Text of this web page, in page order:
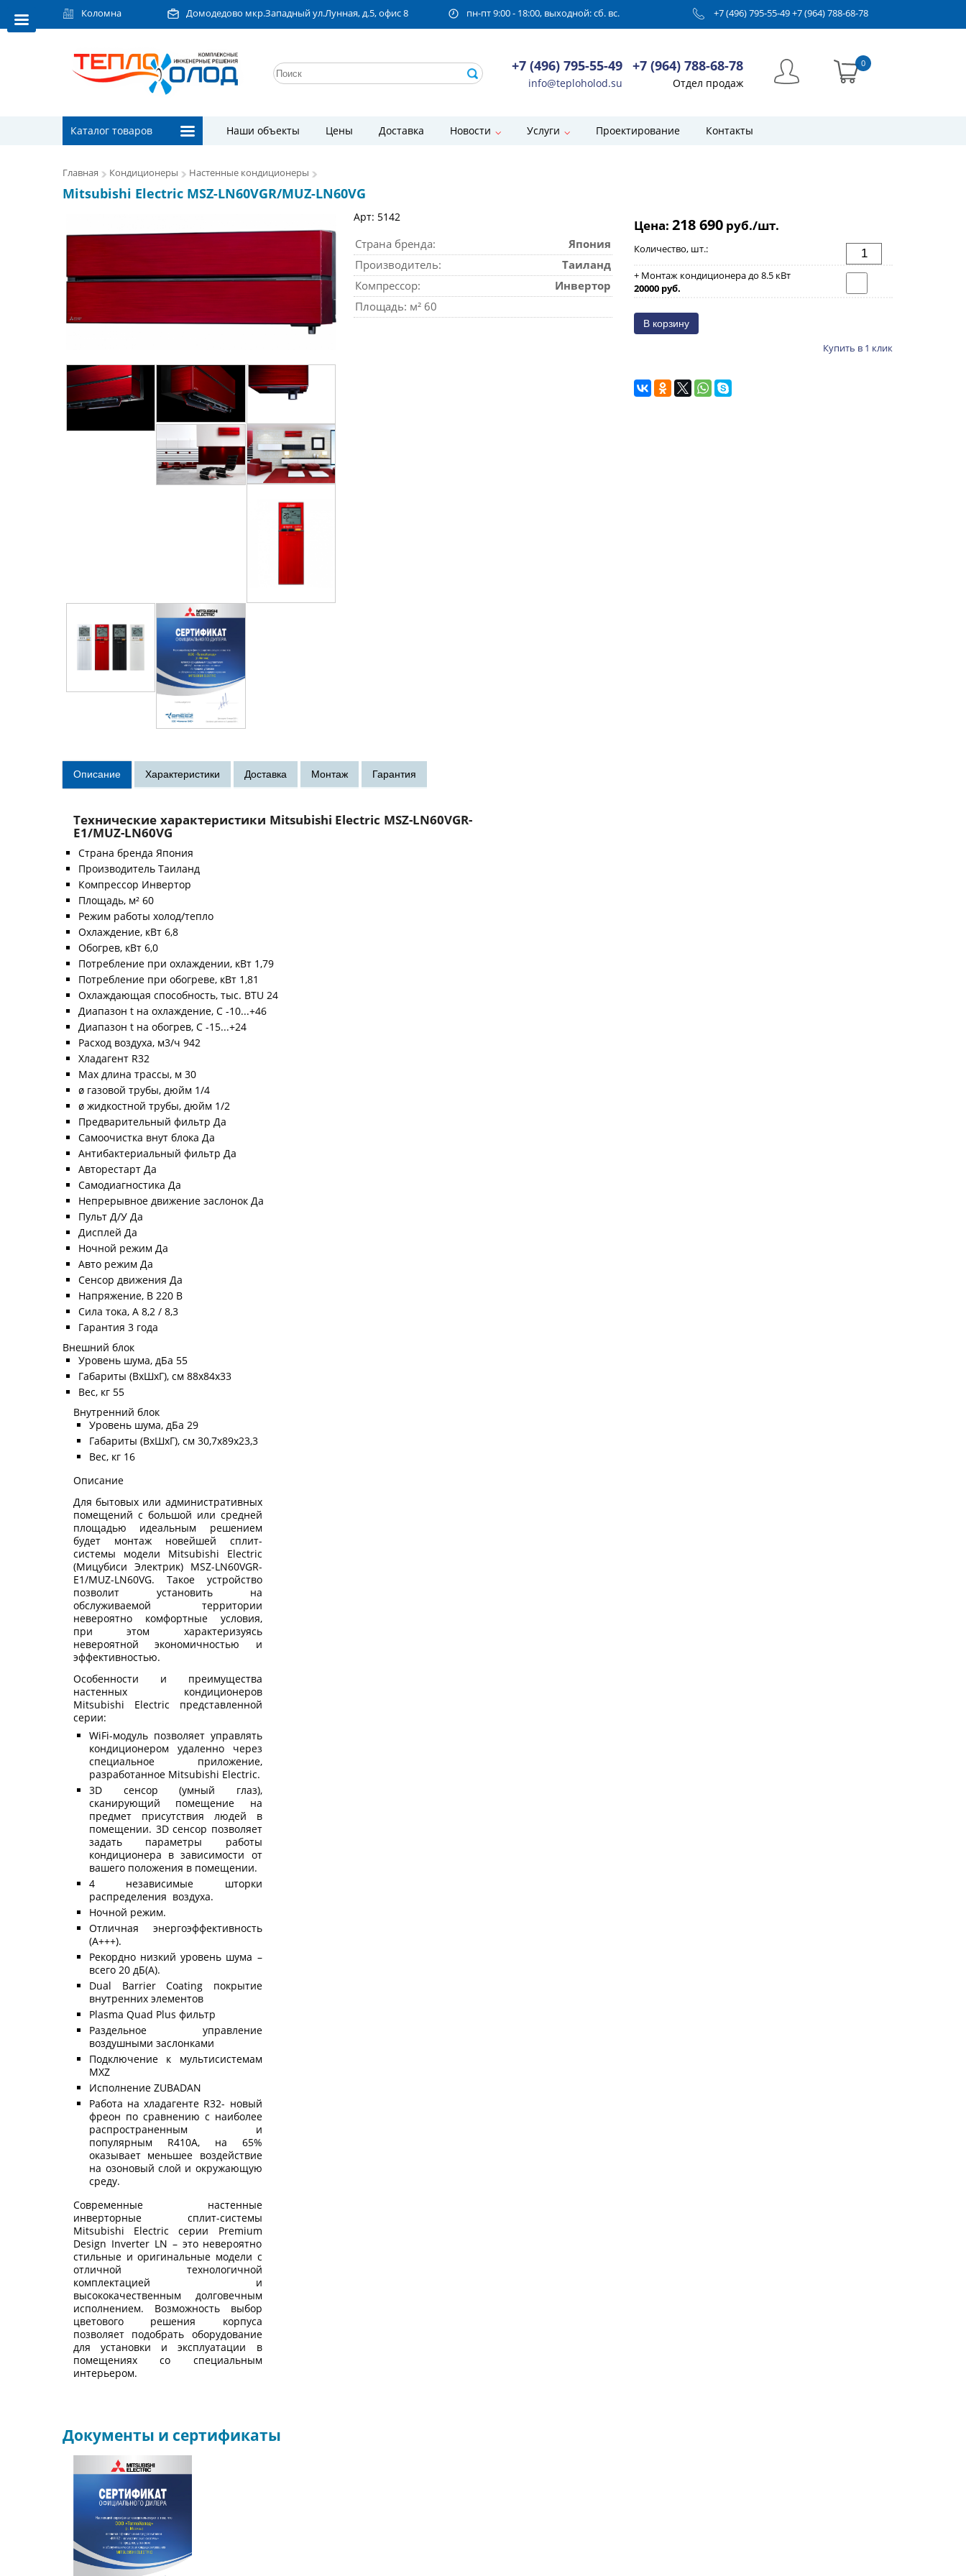
Коломна Домодедово мкр.Западный ул.Лунная, д.5, офис 8 пн-пт 9:00 - 18:00, выходной: сб. вс. +7 (496) 795-55-49+7 (964) 788-68-78
+7 (496) 795-55-49
info@teploholod.su
+7 (964) 788-68-78
Отдел продаж
0
Каталог товаров Наши объекты Цены Доставка Новости Услуги Проектирование Контакты
Главная Кондиционеры Настенные кондиционеры
Mitsubishi Electric MSZ-LN60VGR/MUZ-LN60VG
Арт: 5142
Страна бренда:
Япония
Производитель:
Таиланд
Компрессор:
Инвертор
Площадь: м² 60
Цена: 218 690 руб./шт.
Количество, шт.:
+ Монтаж кондиционера до 8.5 кВт
20000 руб.
Купить в 1 клик
Технические характеристики Mitsubishi Electric MSZ-LN60VGR-
E1/MUZ-LN60VG
Страна бренда Япония
Производитель Таиланд
Компрессор Инвертор
Площадь, м² 60
Режим работы холод/тепло
Охлаждение, кВт 6,8
Обогрев, кВт 6,0
Потребление при охлаждении, кВт 1,79
Потребление при обогреве, кВт 1,81
Охлаждающая способность, тыс. BTU 24
Диапазон t на охлаждение, С -10...+46
Диапазон t на обогрев, С -15...+24
Расход воздуха, м3/ч 942
Хладагент R32
Max длина трассы, м 30
ø газовой трубы, дюйм 1/4
ø жидкостной трубы, дюйм 1/2
Предварительный фильтр Да
Самоочистка внут блока Да
Антибактериальный фильтр Да
Авторестарт Да
Самодиагностика Да
Непрерывное движение заслонок Да
Пульт Д/У Да
Дисплей Да
Ночной режим Да
Авто режим Да
Сенсор движения Да
Напряжение, В 220 В
Сила тока, А 8,2 / 8,3
Гарантия 3 года
Внешний блок
Уровень шума, дБа 55
Габариты (ВхШхГ), см 88x84x33
Вес, кг 55
Внутренний блок
Уровень шума, дБа 29
Габариты (ВхШхГ), см 30,7x89x23,3
Вес, кг 16
Описание
Для бытовых или административных
помещений с большой или средней
площадью идеальным решением
будет монтаж новейшей сплит-
системы модели Mitsubishi Electric
(Мицубиси Электрик) MSZ-LN60VGR-
E1/MUZ-LN60VG. Такое устройство
позволит установить на
обслуживаемой территории
невероятно комфортные условия,
при этом характеризуясь
невероятной экономичностью и
эффективностью.
Особенности и преимущества
настенных кондиционеров
Mitsubishi Electric представленной
серии:
WiFi-модуль позволяет управлять
кондиционером удаленно через
специальное приложение,
разработанное Mitsubishi Electric.
3D сенсор (умный глаз),
сканирующий помещение на
предмет присутствия людей в
помещении. 3D сенсор позволяет
задать параметры работы
кондиционера в зависимости от
вашего положения в помещении.
4 независимые шторки
распределения воздуха.
Ночной режим.
Отличная энергоэффективность
(А+++).
Рекордно низкий уровень шума –
всего 20 дБ(А).
Dual Barrier Coating покрытие
внутренних элементов
Plasma Quad Plus фильтр
Раздельное управление
воздушными заслонками
Подключение к мультисистемам
MXZ
Исполнение ZUBADAN
Работа на хладагенте R32- новый
фреон по сравнению с наиболее
распространенным и
популярным R410A, на 65%
оказывает меньшее воздействие
на озоновый слой и окружающую
среду.
Современные настенные
инверторные сплит-системы
Mitsubishi Electric серии Premium
Design Inverter LN – это невероятно
стильные и оригинальные модели с
отличной технологичной
комплектацией и
высококачественным долговечным
исполнением. Возможность выбор
цветового решения корпуса
позволяет подобрать оборудование
для установки и эксплуатации в
помещениях со специальным
интерьером.
Документы и сертификаты